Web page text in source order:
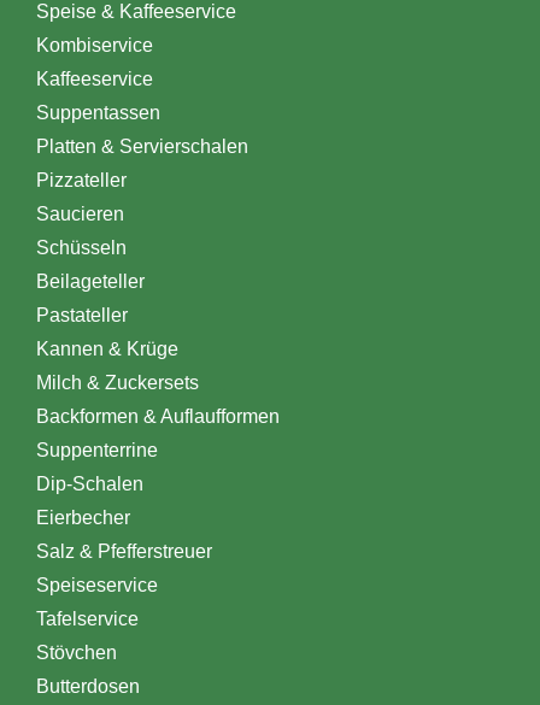
Speise & Kaffeeservice
Kombiservice
Kaffeeservice
Suppentassen
Platten & Servierschalen
Pizzateller
Saucieren
Schüsseln
Beilageteller
Pastateller
Kannen & Krüge
Milch & Zuckersets
Backformen & Auflaufformen
Suppenterrine
Dip-Schalen
Eierbecher
Salz & Pfefferstreuer
Speiseservice
Tafelservice
Stövchen
Butterdosen